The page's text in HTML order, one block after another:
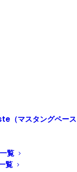
（マスタングペース
覧
覧
タンニンレザー
り付けても少し
とめて、ベルト
できます。ま
入れサービスも
ったホットスタ